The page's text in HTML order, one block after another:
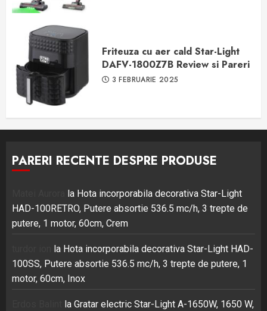
Friteuza cu aer cald Star-Light
DAFV-1800Z7B Review si Pareri
3 FEBRUARIE 2025
PARERI RECENTE DESPRE PRODUSE
la Hota incorporabila decorativa Star-Light
HAD-100RETRO, Putere absortie 536.5 mc/h, 3 trepte de
putere, 1 motor, 60cm, Crem
la Hota incorporabila decorativa Star-Light HAD-
100SS, Putere absortie 536.5 mc/h, 3 trepte de putere, 1
motor, 60cm, Inox
la Gratar electric Star-Light A-1650W, 1650 W,